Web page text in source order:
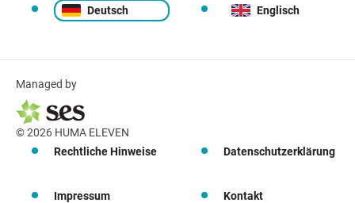
Deutsch Englisch
Managed by
© 2026 HUMA ELEVEN
Rechtliche Hinweise
Datenschutzerklärung
Impressum Kontakt